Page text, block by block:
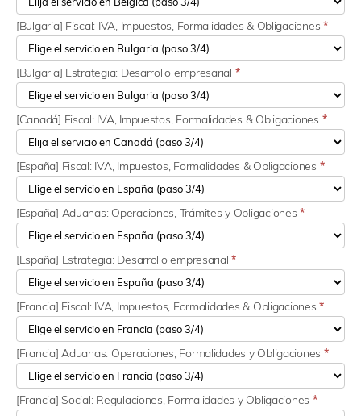
[Bulgaria] Fiscal: IVA, Impuestos, Formalidades & Obligaciones *
[Bulgaria] Estrategia: Desarrollo empresarial *
[Canadá] Fiscal: IVA, Impuestos, Formalidades & Obligaciones *
[España] Fiscal: IVA, Impuestos, Formalidades & Obligaciones *
[España] Aduanas: Operaciones, Trámites y Obligaciones*
[España] Estrategia: Desarrollo empresarial*
[Francia] Fiscal: IVA, Impuestos, Formalidades & Obligaciones*
[Francia] Aduanas: Operaciones, Formalidades y Obligaciones *
[Francia] Social: Regulaciones, Formalidades y Obligaciones *